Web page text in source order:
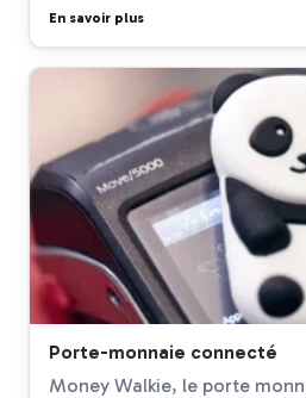
En savoir plus
Porte-monnaie connecté
Money Walkie, le porte